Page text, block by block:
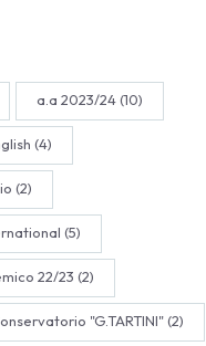
a.a 2023/24(10)
(4)
(2)
(5)
22/23 (2)
"G.TARTINI"(2)